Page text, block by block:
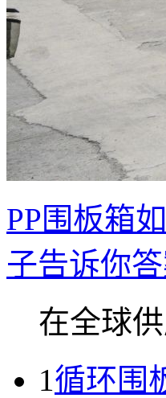
PP围板箱
子告诉你答
在全球
1循环围